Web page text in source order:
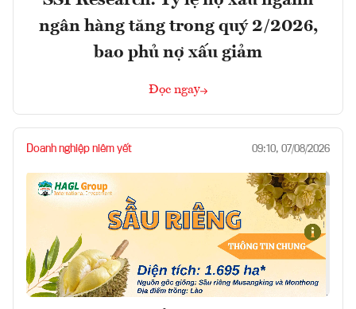
ngân hàng tăng trong quý 2/2026,
bao phủ nợ xấu giảm
Đọc ngay
Doanh nghiệp niêm yết 09:10, 07/08/2026